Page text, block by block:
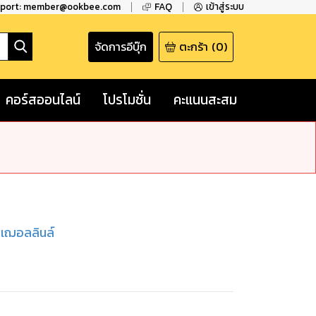
member@ookbee.com FAQ เข้าสู่ระบบ
จัดการอีบุ๊ก ตะกร้า (0)
คอร์สออนไลน์ โปรโมชั่น คะแนนสะสม
ฌอลลินล์